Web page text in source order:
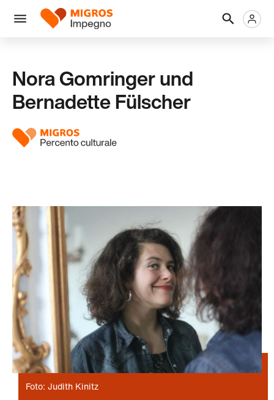
navigazione
Intestazione
Menu
Logo
Nora Gomringer und
Bernadette Fülscher
Foto: Judith Kinitz